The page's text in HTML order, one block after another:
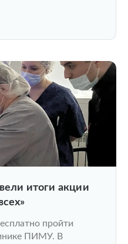
итоги акции
пройти
ПИМУ. В